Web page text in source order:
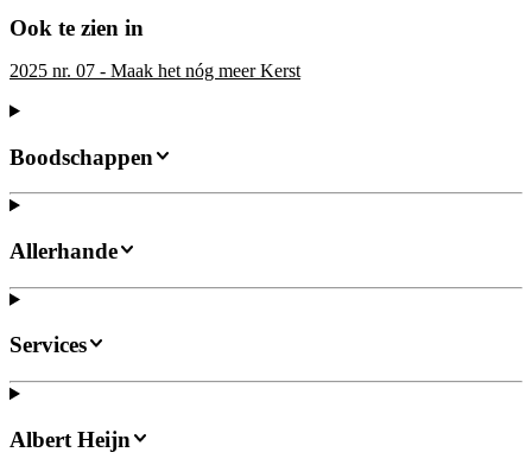
Ook te zien in
2025 nr. 07 - Maak het nóg meer Kerst
Boodschappen
Allerhande
Services
Albert Heijn